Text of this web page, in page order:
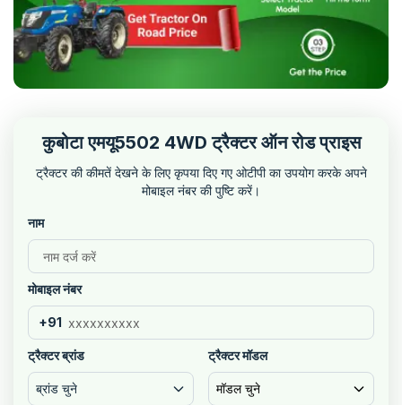
कुबोटा एमयू5502 4WD ट्रैक्टर ऑन रोड प्राइस
ट्रैक्टर की कीमतें देखने के लिए कृपया दिए गए ओटीपी का उपयोग करके अपने
मोबाइल नंबर की पुष्टि करें।
नाम
मोबाइल नंबर
+91
ट्रैक्टर ब्रांड
ब्रांड चुने
ट्रैक्टर मॉडल
मॉडल चुने